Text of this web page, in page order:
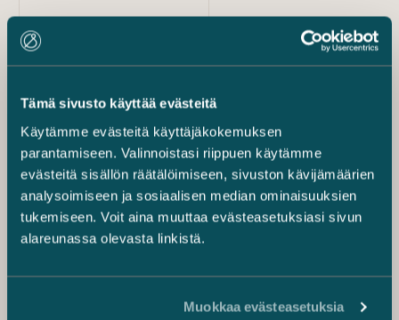
Tämä sivusto käyttää evästeitä
Käytämme evästeitä käyttäjäkokemuksen
parantamiseen. Valinnoistasi riippuen käytämme
evästeitä sisällön räätälöimiseen, sivuston kävijämäärien
analysoimiseen ja sosiaalisen median ominaisuuksien
tukemiseen. Voit aina muuttaa evästeasetuksiasi sivun
alareunassa olevasta linkistä.
Muokkaa evästeasetuksia